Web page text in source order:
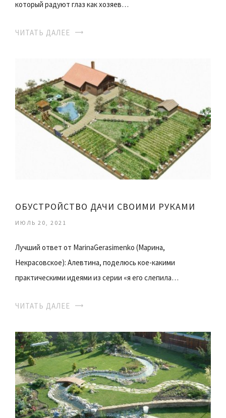
который радуют глаз как хозяев…
ЧИТАТЬ ДАЛЕЕ
ОБУСТРОЙСТВО ДАЧИ СВОИМИ РУКАМИ
ИЮЛЬ 20, 2021
Лучший ответ от MarinaGerasimenko (Марина,
Некрасовское): Алевтина, поделюсь кое-какими
практическими идеями из серии «я его слепила…
ЧИТАТЬ ДАЛЕЕ